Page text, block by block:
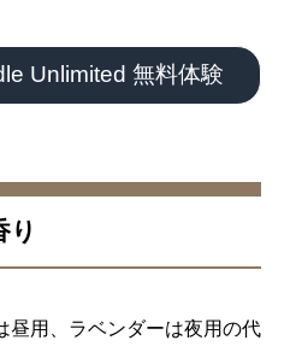
Unlimited 無料体験
り
昼用、ラベンダーは夜用の代